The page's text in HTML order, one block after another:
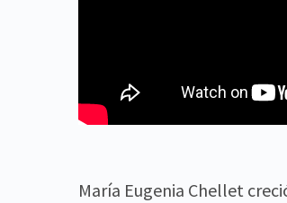
María Eugenia Chellet